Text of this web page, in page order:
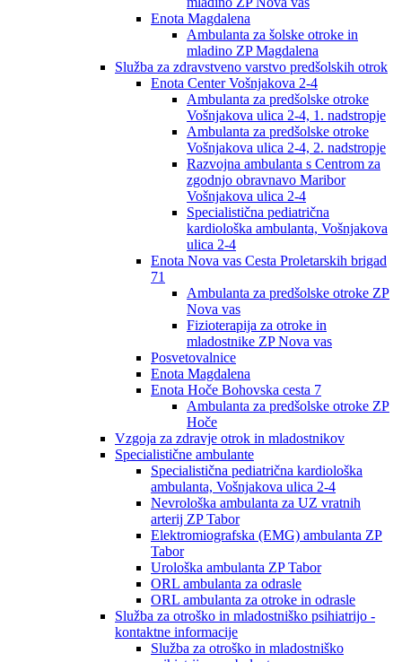
Enota Magdalena
Ambulanta za šolske otroke in
mladino ZP Magdalena
Služba za zdravstveno varstvo predšolskih otrok
Enota Center Vošnjakova 2-4
Ambulanta za predšolske otroke
Vošnjakova ulica 2-4, 1. nadstropje
Ambulanta za predšolske otroke
Vošnjakova ulica 2-4, 2. nadstropje
Razvojna ambulanta s Centrom za
zgodnjo obravnavo Maribor
Vošnjakova ulica 2-4
Specialistična pediatrična
kardiološka ambulanta, Vošnjakova
ulica 2-4
Enota Nova vas Cesta Proletarskih brigad
71
Ambulanta za predšolske otroke ZP
Nova vas
Fizioterapija za otroke in
mladostnike ZP Nova vas
Posvetovalnice
Enota Magdalena
Enota Hoče Bohovska cesta 7
Ambulanta za predšolske otroke ZP
Hoče
Vzgoja za zdravje otrok in mladostnikov
Specialistične ambulante
Specialistična pediatrična kardiološka
ambulanta, Vošnjakova ulica 2-4
Nevrološka ambulanta za UZ vratnih
arterij ZP Tabor
Elektromiografska (EMG) ambulanta ZP
Tabor
Urološka ambulanta ZP Tabor
ORL ambulanta za odrasle
ORL ambulanta za otroke in odrasle
Služba za otroško in mladostniško psihiatrijo -
kontaktne informacije
Služba za otroško in mladostniško